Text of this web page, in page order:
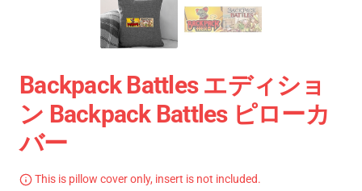
Backpack Battles エディショ
ン Backpack Battles ピローカ
バー
This is pillow cover only, insert is not included.